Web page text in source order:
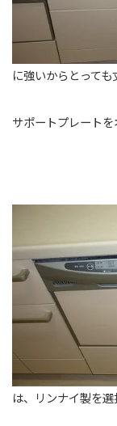
に強いからとっても
サポートプレート
は、リンナイ製を選